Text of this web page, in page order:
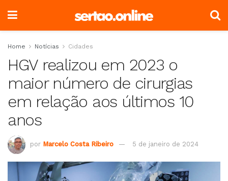
Home Notícias Cidades
HGV realizou em 2023 o
maior número de cirurgias
em relação aos últimos 10
anos
por Marcelo Costa Ribeiro 5 de janeiro de 2024